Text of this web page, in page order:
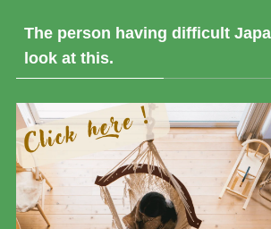
The person having difficult
look at this.